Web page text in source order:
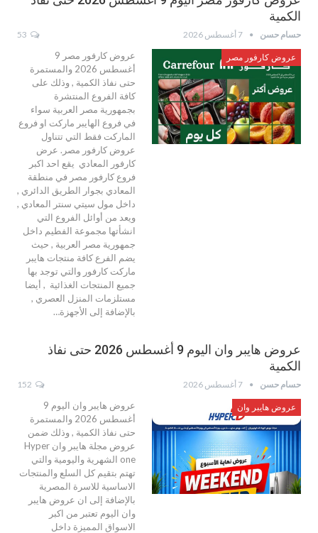
الكمية
حسام حسن 7 أغسطس 2026
عروض كارفور مصر
عروض كارفور مصر 9
أغسطس 2026 والمستمرة
حتى نفاذ الكمية , وذلك على
كافة الفروع المنتشرة
بجمهورية مصر العربية سواء
في فروع الهايبر ماركت او فروع
الماركت فقط التي تتناول
عروض كارفور مصر. عرض
كارفور المعادي يقع احد اكبر
فروع كارفور مصر في منطقة
المعادي بجوار الطريق الدائري ,
داخل مول سيتي سنتر المعادي ,
ويعد من أوائل الفروع التي
انشأتها مجموعة الفطيم داخل
جمهورية مصر العربية , حيث
يضم الفرع كافة منتجات هايبر
ماركت كارفور والتي توجد بها
جميع المنتجات الغذائية , أيضا
مستلزمات المنزل العصري ,
بالإضافة إلى الأجهزة…
عروض هايبر وان اليوم 9 أغسطس 2026 حتى نفاذ
الكمية
حسام حسن 7 أغسطس 2026
عروض هايبر وان
عروض هايبر وان اليوم 9
أغسطس 2026 والمستمرة
حتى نفاذ الكمية , وذلك ضمن
عروض مجلة هايبر وان Hyper
one الشهرية واليومية والتي
تهتم بتقيم كل السلع والمنتجات
الاساسية للاسرة المصرية
بالإضافة إلى ان عروض هايبر
وان اليوم تعتبر من اكبر
الاسواق المميزة داخل